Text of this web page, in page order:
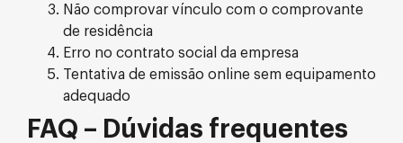
Não comprovar vínculo com o comprovante
de residência
Erro no contrato social da empresa
Tentativa de emissão online sem equipamento
adequado
FAQ – Dúvidas frequentes